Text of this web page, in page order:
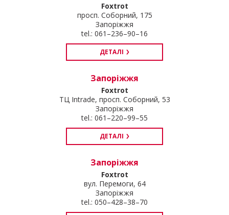
Foxtrot
просп. Соборний, 175
Запоріжжя
tel.: 061–236–90–16
ДЕТАЛІ
Запоріжжя
Foxtrot
ТЦ Intrade, просп. Соборний, 53
Запоріжжя
tel.: 061–220–99–55
ДЕТАЛІ
Запоріжжя
Foxtrot
вул. Перемоги, 64
Запоріжжя
tel.: 050–428–38–70